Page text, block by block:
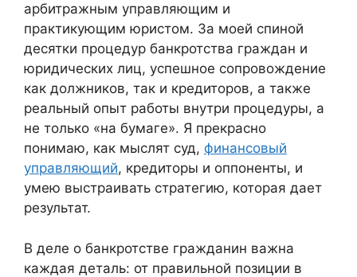
арбитражным управляющим и
практикующим юристом. За моей спиной
десятки процедур банкротства граждан и
юридических лиц, успешное сопровождение
как должников, так и кредиторов, а также
реальный опыт работы внутри процедуры, а
не только «на бумаге». Я прекрасно
понимаю, как мыслят суд, финансовый
управляющий, кредиторы и оппоненты, и
умею выстраивать стратегию, которая дает
результат.
В деле о банкротстве гражданин важна
каждая деталь: от правильной позиции в